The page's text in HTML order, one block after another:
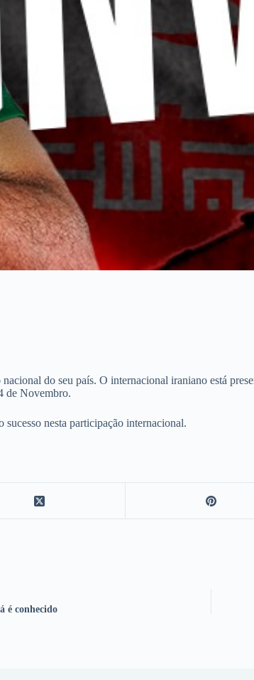
do seu país. O internacional iraniano está
de Novembro.
nesta participação internacional.
é conhecido